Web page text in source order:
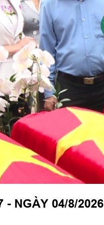
- NGÀY 04/8/2026